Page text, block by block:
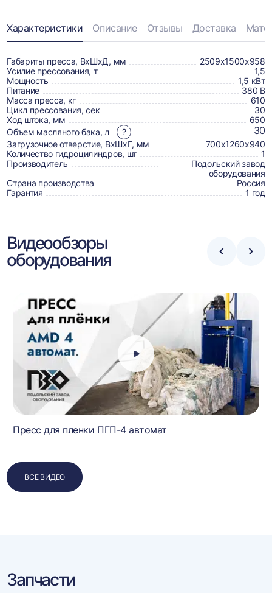
Информация
о
товаре,
доставке,
отзывах
и
сертификаты
Характеристики Описание Отзывы Доставка
Габариты пресса, ВхШхД, мм
2509х1500х958
Усилие прессования, т
1,5
Мощность
1,5 кВт
Питание
380 В
Масса пресса, кг
610
Цикл прессования, сек
30
Ход штока, мм
650
Объем масляного бака, л
? 30
Загрузочное отверстие, ВхШхГ, мм
700х1260х940
Количество гидроцилиндров, шт
1
Производитель
Подольский завод
оборудования
Страна производства
Россия
Гарантия
1 год
Видеообзоры
оборудования
Стрелка
Пресс для пленки ПГП-4 автомат
ВСЕ ВИДЕО
Запчасти